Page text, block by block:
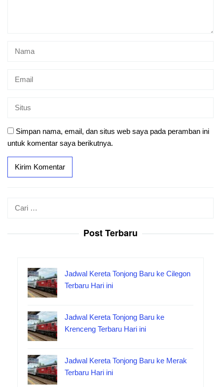
Simpan nama, email, dan situs web saya pada peramban ini
untuk komentar saya berikutnya.
Post Terbaru
Jadwal Kereta Tonjong Baru ke Cilegon
Terbaru Hari ini
Jadwal Kereta Tonjong Baru ke
Krenceng Terbaru Hari ini
Jadwal Kereta Tonjong Baru ke Merak
Terbaru Hari ini